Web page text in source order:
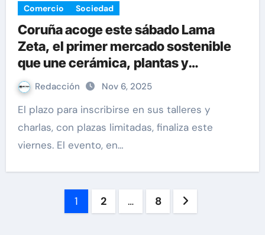
Comercio Sociedad
Coruña acoge este sábado Lama
Zeta, el primer mercado sostenible
que une cerámica, plantas y
creatividad
Redacción Nov 6, 2025
El plazo para inscribirse en sus talleres y
charlas, con plazas limitadas, finaliza este
viernes. El evento, en…
Paginación
1 2 … 8